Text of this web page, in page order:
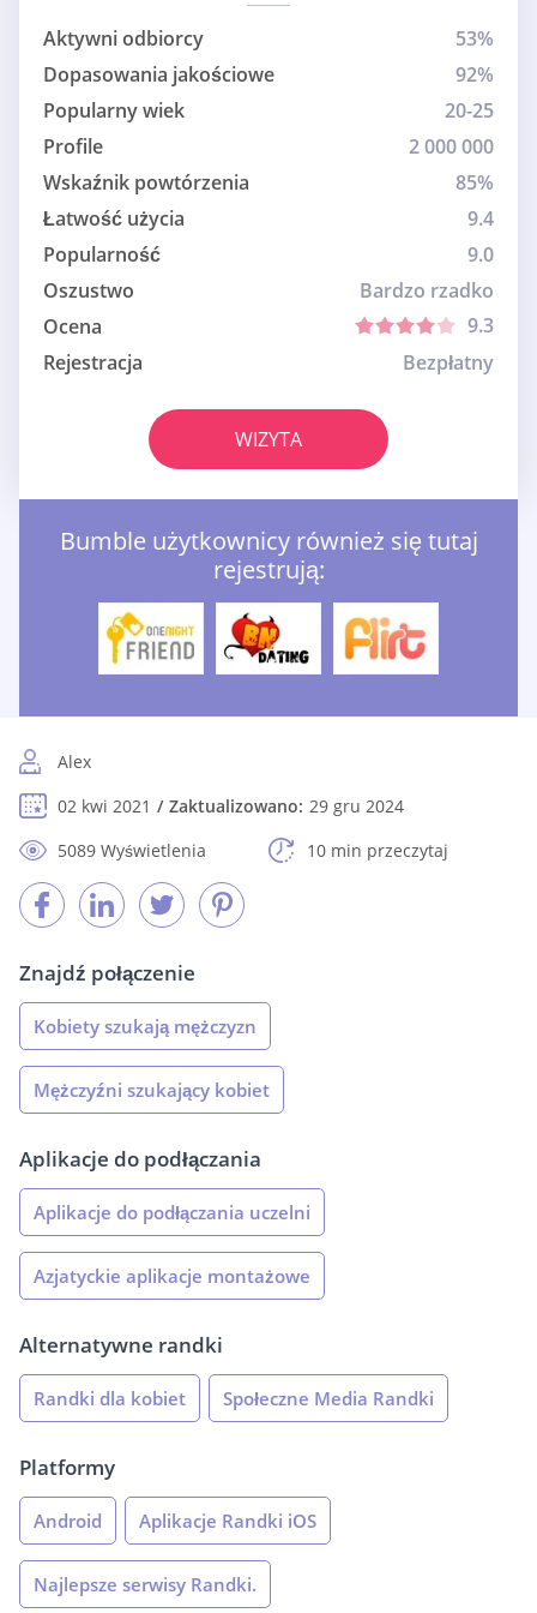
Aktywni odbiorcy
53%
Dopasowania jakościowe
92%
Popularny wiek
20-25
Profile
2 000 000
Wskaźnik powtórzenia
85%
Łatwość użycia
9.4
Popularność
9.0
Oszustwo
Bardzo rzadko
Ocena
9.3
Rejestracja
Bezpłatny
WIZYTA
Bumble użytkownicy również się tutaj
rejestrują:
Alex
02 kwi 2021
Zaktualizowano: 29 gru 2024
5089 Wyświetlenia
10 min przeczytaj
Znajdź połączenie
Kobiety szukają mężczyzn
Mężczyźni szukający kobiet
Aplikacje do podłączania
Aplikacje do podłączania uczelni
Azjatyckie aplikacje montażowe
Alternatywne randki
Randki dla kobiet Społeczne Media Randki
Platformy
Android Aplikacje Randki iOS
Najlepsze serwisy Randki.